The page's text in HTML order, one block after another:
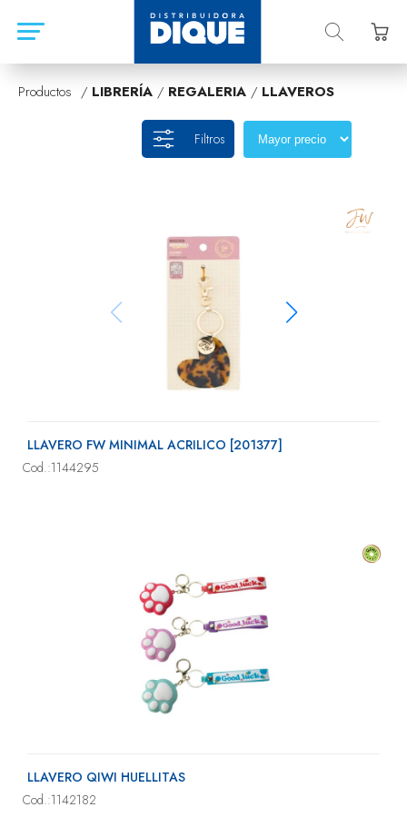
Productos / LIBRERÍA / REGALERIA / LLAVEROS
Filtros
LLAVERO FW MINIMAL ACRILICO [201377]
Cod.:1144295
LLAVERO QIWI HUELLITAS
Cod.:1142182